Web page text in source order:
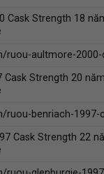
Cask Strength 18
ruou-aultmore-
Cask Strength 20
ruou-benriach-1997-
Cask Strength 22